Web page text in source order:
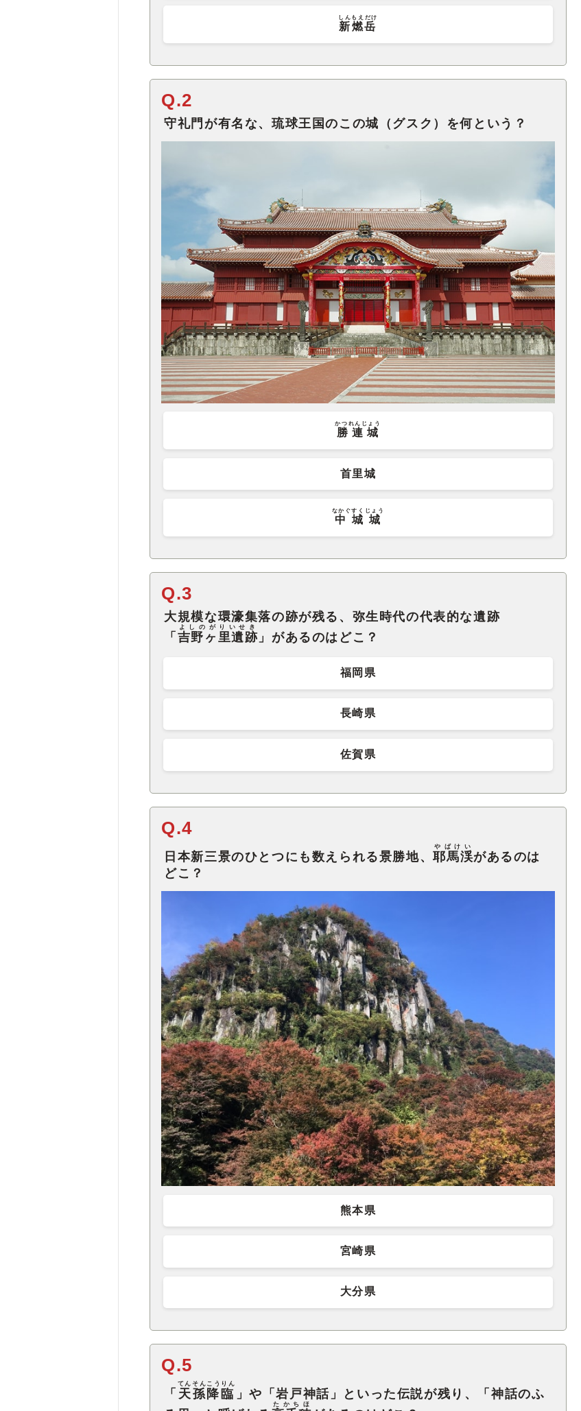
新燃岳
しんもえだけ
Q.2
守礼門が有名な、琉球王国のこの城（グスク）を何という？
勝連城
かつれんじょう
首里城
中城城
なかぐすくじょう
Q.3
大規模な環濠集落の跡が残る、弥生時代の代表的な遺跡
「 吉野ヶ里遺跡
よしのがりいせき
」があるのはどこ？
福岡県
長崎県
佐賀県
Q.4
日本新三景のひとつにも数えられる景勝地、耶馬渓
やばけい
があるのは
どこ？
熊本県
宮崎県
大分県
Q.5
「 天孫降臨
てんそんこうりん
」や「岩戸神話」といった伝説が残り、「神話のふ
たかちほ